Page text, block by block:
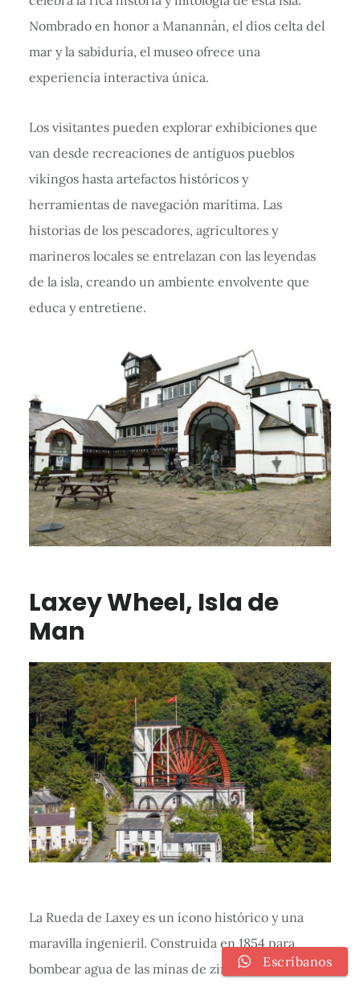
Nombrado en honor a Manannán, el dios celta del
mar y la sabiduría, el museo ofrece una
experiencia interactiva única.
Los visitantes pueden explorar exhibiciones que
van desde recreaciones de antiguos pueblos
vikingos hasta artefactos históricos y
herramientas de navegación marítima. Las
historias de los pescadores, agricultores y
marineros locales se entrelazan con las leyendas
de la isla, creando un ambiente envolvente que
educa y entretiene.
Laxey Wheel, Isla de
Man
La Rueda de Laxey es un ícono histórico y una
maravilla ingenieril. Construida en 1854 para
bombear agua de las minas de zinc cercanas, es la
Escríbanos